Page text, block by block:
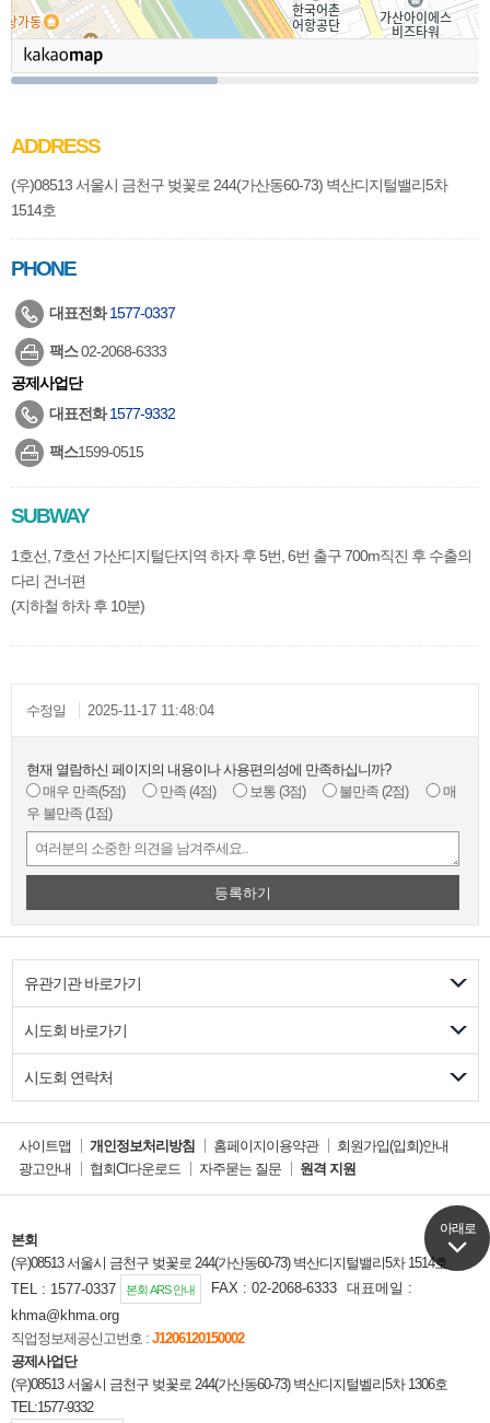
아래로
ADDRESS
(우)08513 서울시 금천구 벚꽃로 244(가산동60-73) 벽산디지털밸리5차
1514호
PHONE
대표전화 1577-0337
팩스02-2068-6333
공제사업단
대표전화 1577-9332
팩스1599-0515
SUBWAY
1호선, 7호선 가산디지털단지역 하자 후 5번, 6번 출구 700m직진 후 수출의
다리 건너편
(지하철 하차 후 10분)
수정일 2025-11-17 11:48:04
현재 열람하신 페이지의 내용이나 사용편의성에 만족하십니까?
매우 만족(5점) 만족 (4점) 보통 (3점) 불만족 (2점)
매
우 불만족 (1점)
등록하기
유관기관 바로가기
시도회 바로가기
시도회 연락처
사이트맵 개인정보처리방침 홈페이지이용약관
회원가입(입회)안내
광고안내
협회CI다운로드 자주묻는 질문 원격 지원
본회
(우)08513 서울시 금천구 벚꽃로 244(가산동60-73) 벽산디지털밸리5차 1514호
TEL : 1577-0337
본회 ARS 안내 FAX : 02-2068-6333
대표메일 :
khma@khma.org
직업정보제공신고번호 : J1206120150002
공제사업단
(우)08513 서울시 금천구 벚꽃로 244(가산동60-73) 벽산디지털벨리5차 1306호
TEL:1577-9332
아래로